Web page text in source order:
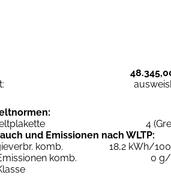
4
und Emissionen nach WLTP:
komb.
18,2 kWh/
komb.
0